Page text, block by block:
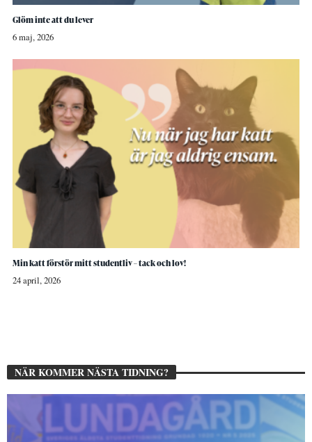
Glöm inte att du lever
6 maj, 2026
Min katt förstör mitt studentliv – tack och lov!
24 april, 2026
NÄR KOMMER NÄSTA TIDNING?